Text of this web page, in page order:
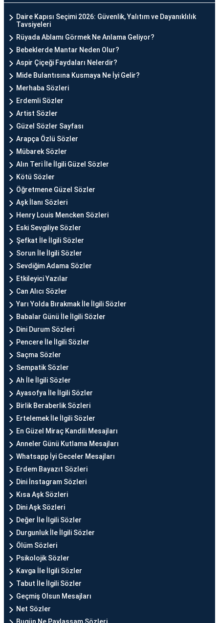
Daire Kapısı Seçimi 2026: Güvenlik, Yalıtım ve Dayanıklılık
Tavsiyeleri
Rüyada Ablamı Görmek Ne Anlama Geliyor?
Bebeklerde Mantar Neden Olur?
Aspir Çiçeği Faydaları Nelerdir?
Mide Bulantısına Kusmaya Ne İyi Gelir?
Merhaba Sözleri
Erdemli Sözler
Artist Sözler
Güzel Sözler Sayfası
Arapça Özlü Sözler
Mübarek Sözler
Alın Teri İle İlgili Güzel Sözler
Kötü Sözler
Öğretmene Güzel Sözler
Aşk İlanı Sözleri
Henry Louis Mencken Sözleri
Eski Sevgiliye Sözler
Şefkat İle İlgili Sözler
Sorun İle İlgili Sözler
Sevdiğim Adama Sözler
Etkileyici Yazılar
Can Alıcı Sözler
Yarı Yolda Bırakmak İle İlgili Sözler
Babalar Günü İle İlgili Sözler
Dini Durum Sözleri
Pencere İle İlgili Sözler
Saçma Sözler
Sempatik Sözler
Ah İle İlgili Sözler
Ayasofya İle İlgili Sözler
Birlik Beraberlik Sözleri
Ertelemek İle İlgili Sözler
En Güzel Miraç Kandili Mesajları
Anneler Günü Kutlama Mesajları
Whatsapp İyi Geceler Mesajları
Erdem Bayazıt Sözleri
Dini İnstagram Sözleri
Kısa Aşk Sözleri
Dini Aşk Sözleri
Değer İle İlgili Sözler
Durgunluk İle İlgili Sözler
Ölüm Sözleri
Psikolojik Sözler
Kavga İle İlgili Sözler
Tabut İle İlgili Sözler
Geçmiş Olsun Mesajları
Net Sözler